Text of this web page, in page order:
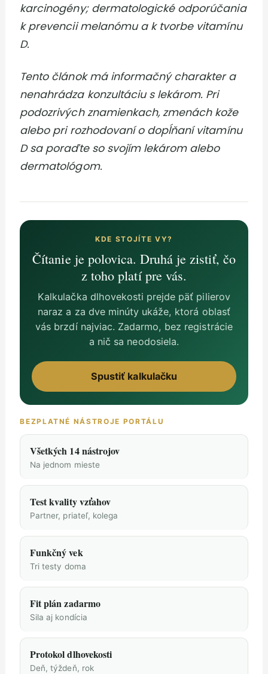
karcinogény; dermatologické odporúčania
k prevencii melanómu a k tvorbe vitamínu
D.
Tento článok má informačný charakter a
nenahrádza konzultáciu s lekárom. Pri
podozrivých znamienkach, zmenách kože
alebo pri rozhodovaní o dopĺňaní vitamínu
D sa poraďte so svojím lekárom alebo
dermatológom.
KDE STOJÍTE VY?
Čítanie je polovica. Druhá je zistiť, čo
z toho platí pre vás.
Kalkulačka dlhovekosti prejde päť pilierov
naraz a za dve minúty ukáže, ktorá oblasť
vás brzdí najviac. Zadarmo, bez registrácie
a nič sa neodosiela.
Spustiť kalkulačku
BEZPLATNÉ NÁSTROJE PORTÁLU
Všetkých 14 nástrojov
Na jednom mieste
Test kvality vzťahov
Partner, priateľ, kolega
Funkčný vek
Tri testy doma
Fit plán zadarmo
Sila aj kondícia
Protokol dlhovekosti
Deň, týždeň, rok